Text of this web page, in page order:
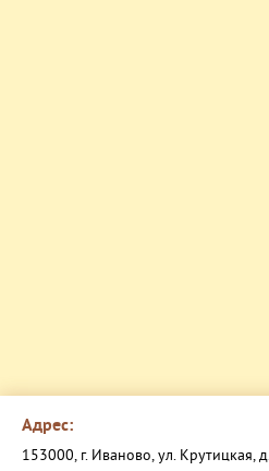
Адрес:
153000, г. Иваново, ул. Крутицкая,